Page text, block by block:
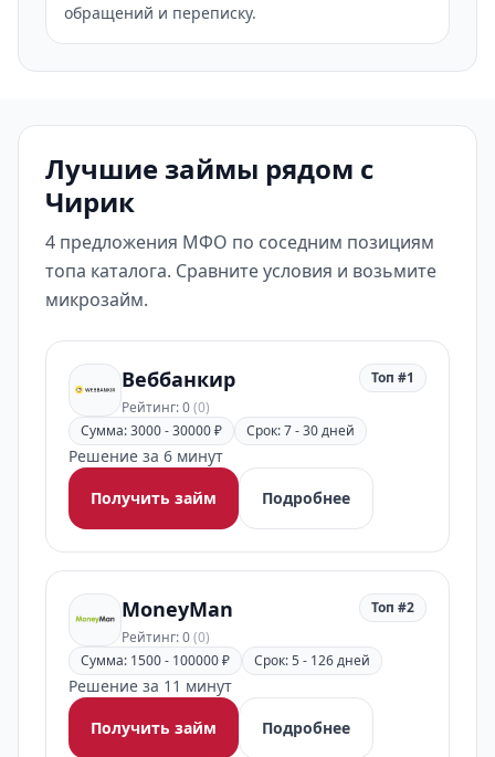
обращений и переписку.
Лучшие займы рядом с
Чирик
4 предложения МФО по соседним позициям
топа каталога. Сравните условия и возьмите
микрозайм.
Веббанкир
Рейтинг: 0(0)
Топ #1
Сумма: 3000 - 30000 ₽ Срок: 7 - 30 дней
Решение за 6 минут
Получить займ
Подробнее
MoneyMan
Рейтинг: 0(0)
Топ #2
Сумма: 1500 - 100000 ₽ Срок: 5 - 126 дней
Решение за 11 минут
Получить займ
Подробнее